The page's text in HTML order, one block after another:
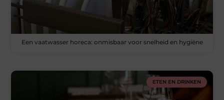
Een vaatwasser horeca: onmisbaar voor snelheid en hygiëne
ETEN EN DRINKEN